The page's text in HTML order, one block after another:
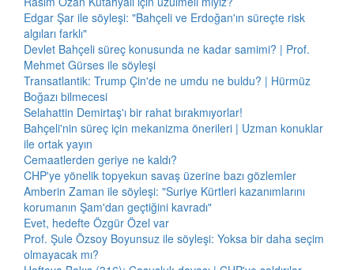
Edgar Şar ile söyleşi: "Bahçeli ve Erdoğan'ın süreçte risk
algıları farklı"
Devlet Bahçeli süreç konusunda ne kadar samimi? | Prof.
Mehmet Gürses ile söyleşi
Transatlantik: Trump Çin'de ne umdu ne buldu? | Hürmüz
Boğazı bilmecesi
Selahattin Demirtaş'ı bir rahat bırakmıyorlar!
Bahçeli'nin süreç için mekanizma önerileri | Uzman konuklar
ile ortak yayın
Cemaatlerden geriye ne kaldı?
CHP'ye yönelik topyekun savaş üzerine bazı gözlemler
Amberin Zaman ile söyleşi: "Suriye Kürtleri kazanımlarını
korumanın Şam'dan geçtiğini kavradı"
Evet, hedefte Özgür Özel var
Prof. Şule Özsoy Boyunsuz ile söyleşi: Yoksa bir daha seçim
olmayacak mı?